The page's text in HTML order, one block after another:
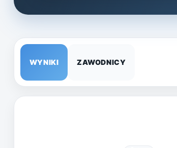
WYNIKI ZAWODNICY